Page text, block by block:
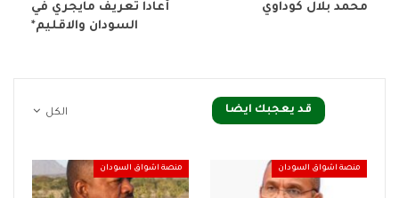
محمد بلال كوداوي
أعادا تعريف مايجري في
السودان والاقليم*
الكل قد يعجبك ايضا
منصة اشواق السودان منصة اشواق السودان